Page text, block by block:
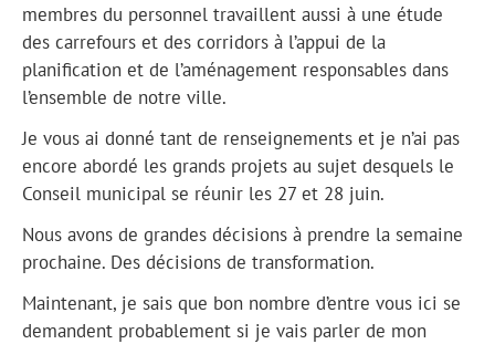
membres du personnel travaillent aussi à une étude
des carrefours et des corridors à l’appui de la
planification et de l’aménagement responsables dans
l’ensemble de notre ville.
Je vous ai donné tant de renseignements et je n’ai pas
encore abordé les grands projets au sujet desquels le
Conseil municipal se réunir les 27 et 28 juin.
Nous avons de grandes décisions à prendre la semaine
prochaine. Des décisions de transformation.
Maintenant, je sais que bon nombre d’entre vous ici se
demandent probablement si je vais parler de mon